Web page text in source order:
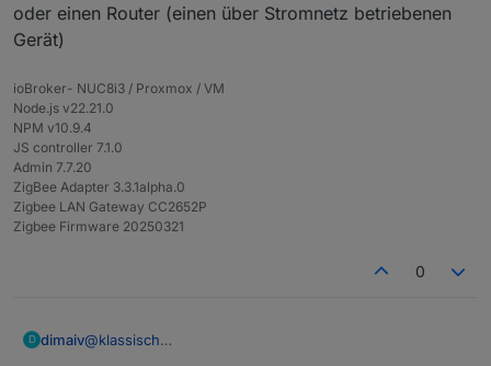
oder einen Router (einen über Stromnetz betriebenen
Gerät)
ioBroker- NUC8i3 / Proxmox / VM
Node.js v22.21.0
NPM v10.9.4
JS controller 7.1.0
Admin 7.7.20
ZigBee Adapter 3.3.1alpha.0
Zigbee LAN Gateway CC2652P
Zigbee Firmware 20250321
0
D dimaiv@klassisch